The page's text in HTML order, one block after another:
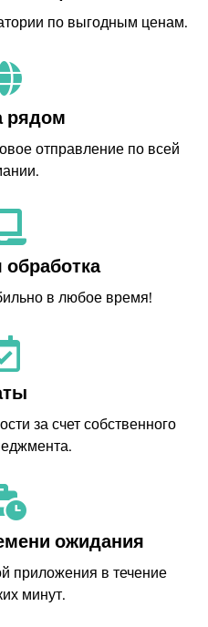
по выгодным ценам.
рядом
отправление по всей
в любое время!
за счет собственного
ожидания
приложения в течение
минут.